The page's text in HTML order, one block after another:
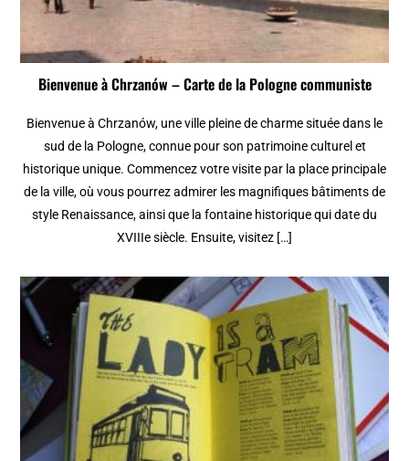
Bienvenue à Chrzanów – Carte de la Pologne communiste
Bienvenue à Chrzanów, une ville pleine de charme située dans le
sud de la Pologne, connue pour son patrimoine culturel et
historique unique. Commencez votre visite par la place principale
de la ville, où vous pourrez admirer les magnifiques bâtiments de
style Renaissance, ainsi que la fontaine historique qui date du
XVIIIe siècle. Ensuite, visitez […]